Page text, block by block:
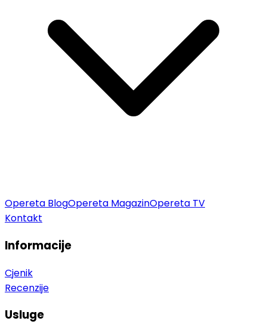
Opereta BlogOpereta MagazinOpereta TV
Kontakt
Informacije
Cjenik
Recenzije
Usluge